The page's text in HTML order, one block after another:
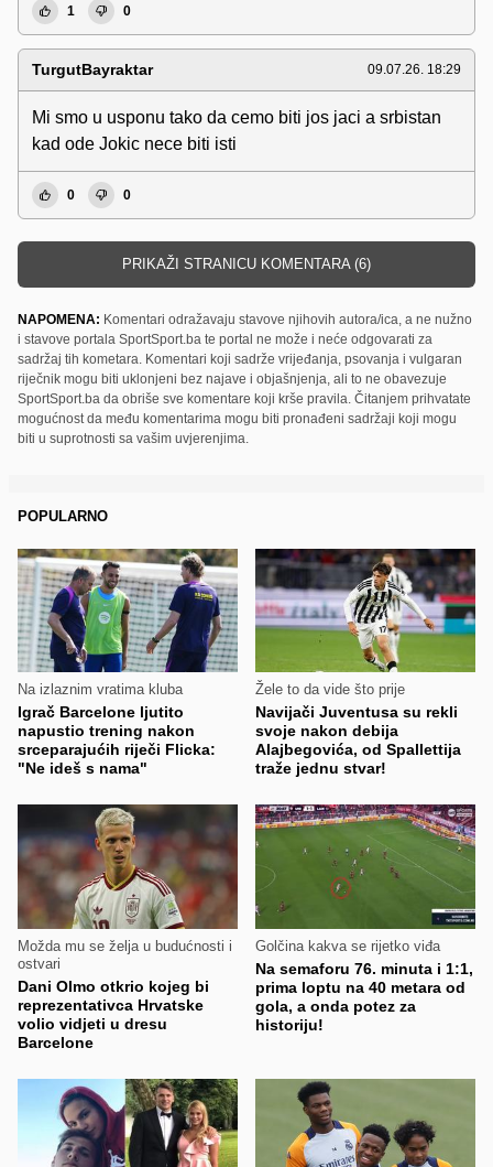
1 0
TurgutBayraktar 09.07.26. 18:29
Mi smo u usponu tako da cemo biti jos jaci a srbistan
kad ode Jokic nece biti isti
0 0
PRIKAŽI STRANICU KOMENTARA (6)
NAPOMENA: Komentari odražavaju stavove njihovih autora/ica, a ne nužno
i stavove portala SportSport.ba te portal ne može i neće odgovarati za
sadržaj tih kometara. Komentari koji sadrže vrijeđanja, psovanja i vulgaran
riječnik mogu biti uklonjeni bez najave i objašnjenja, ali to ne obavezuje
SportSport.ba da obriše sve komentare koji krše pravila. Čitanjem prihvatate
mogućnost da među komentarima mogu biti pronađeni sadržaji koji mogu
biti u suprotnosti sa vašim uvjerenjima.
POPULARNO
Na izlaznim vratima kluba
Igrač Barcelone ljutito
napustio trening nakon
srceparajućih riječi Flicka:
"Ne ideš s nama"
Žele to da vide što prije
Navijači Juventusa su rekli
svoje nakon debija
Alajbegovića, od Spallettija
traže jednu stvar!
Možda mu se želja u budućnosti i
ostvari
Dani Olmo otkrio kojeg bi
reprezentativca Hrvatske
volio vidjeti u dresu
Barcelone
Golčina kakva se rijetko viđa
Na semaforu 76. minuta i 1:1,
prima loptu na 40 metara od
gola, a onda potez za
historiju!